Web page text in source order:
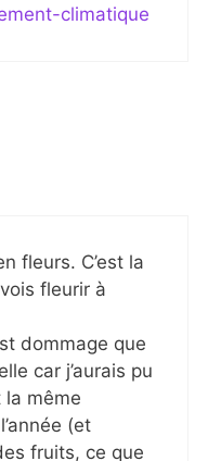
climatique
fleurs. C’est la
fleurir à
dommage que
car j’aurais pu
la même
(et
fruits, ce que